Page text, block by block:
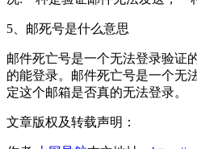
5、邮死号是什么意思
邮件死亡号是一个无法登录验证
的能登录。邮件死亡号是一个无
定这个邮箱是否真的无法登录。
文章版权及转载声明：